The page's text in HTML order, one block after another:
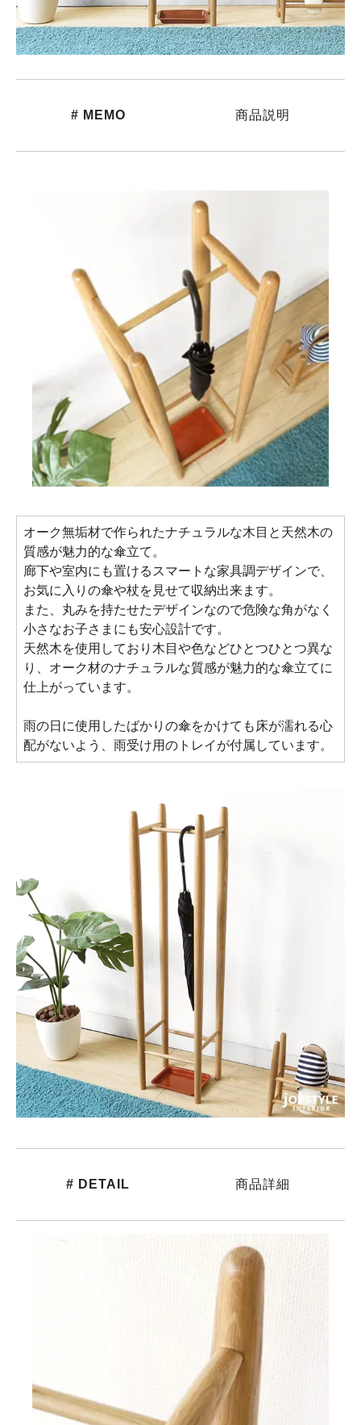
# MEMO 商品説明
オーク無垢材で作られたナチュラルな木目と天然木の
質感が魅力的な傘立て。
廊下や室内にも置けるスマートな家具調デザインで、
お気に入りの傘や杖を見せて収納出来ます。
また、丸みを持たせたデザインなので危険な角がなく
小さなお子さまにも安心設計です。
天然木を使用しており木目や色などひとつひとつ異な
り、オーク材のナチュラルな質感が魅力的な傘立てに
仕上がっています。
雨の日に使用したばかりの傘をかけても床が濡れる心
配がないよう、雨受け用のトレイが付属しています。
# DETAIL 商品詳細